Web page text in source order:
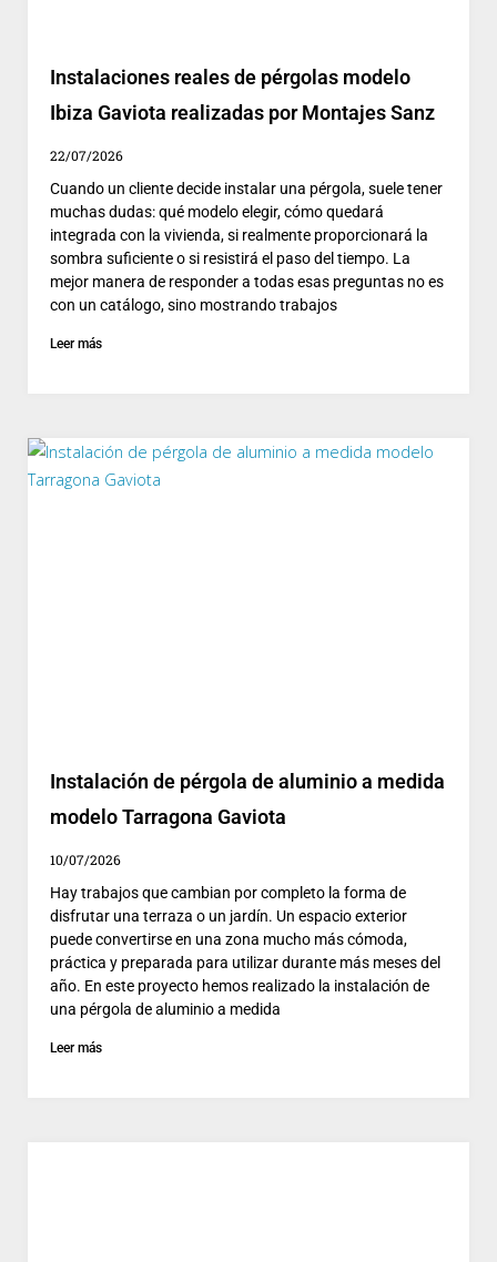
Instalaciones reales de pérgolas modelo
Ibiza Gaviota realizadas por Montajes Sanz
22/07/2026
Cuando un cliente decide instalar una pérgola, suele tener
muchas dudas: qué modelo elegir, cómo quedará
integrada con la vivienda, si realmente proporcionará la
sombra suficiente o si resistirá el paso del tiempo. La
mejor manera de responder a todas esas preguntas no es
con un catálogo, sino mostrando trabajos
Leer más
Instalación de pérgola de aluminio a medida
modelo Tarragona Gaviota
10/07/2026
Hay trabajos que cambian por completo la forma de
disfrutar una terraza o un jardín. Un espacio exterior
puede convertirse en una zona mucho más cómoda,
práctica y preparada para utilizar durante más meses del
año. En este proyecto hemos realizado la instalación de
una pérgola de aluminio a medida
Leer más